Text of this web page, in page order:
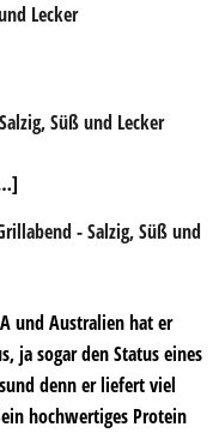
Lecker
Süß und Lecker
- Salzig, Süß und
und Australien hat er
ja sogar den Status eines
denn er liefert viel
hochwertiges Protein